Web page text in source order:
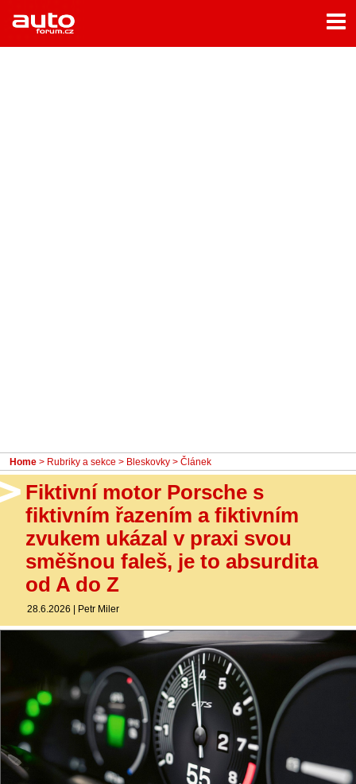
Home
Rubriky
Home > Rubriky a sekce > Bleskovky > Článek
Fiktivní motor Porsche s
fiktivním řazením a fiktivním
zvukem ukázal v praxi svou
směšnou faleš, je to absurdita
od A do Z
28.6.2026 | Petr Miler